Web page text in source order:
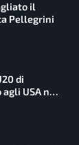
il
Pellegrini
di
USA nel